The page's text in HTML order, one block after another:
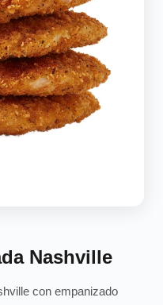
Nashville
con empanizado